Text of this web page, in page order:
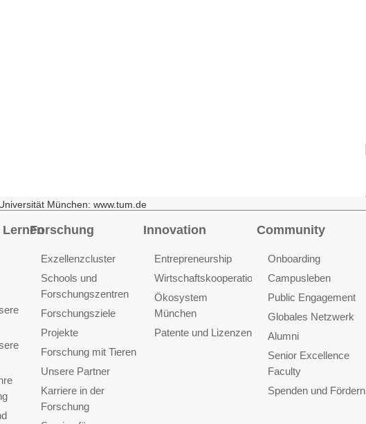
München: www.tum.de
Forschung
Exzellenzcluster
Schools und
Forschungszentren
Forschungsziele
Projekte
Forschung mit Tieren
Unsere Partner
Karriere in der
Forschung
Innovation
Entrepreneurship
Wirtschaftskooperationen
Ökosystem
München
Patente und Lizenzen
Community
Onboarding
Campusleben
Public Engagement
Globales Netzwerk
Alumni
Senior Excellence
Faculty
Spenden und Fördern